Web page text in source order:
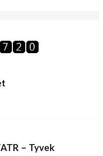
– Tyvek